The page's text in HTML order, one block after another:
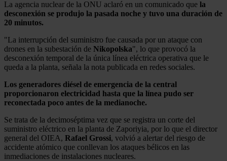
La agencia nuclear de la ONU aclaró en un comunicado que la
desconexión se produjo la pasada noche y tuvo una duración de
20 minutos.
"La interrupción del suministro fue causada por un ataque con
drones en la subestación de Nikopolska", lo que provocó la
desconexión temporal de la única línea eléctrica operativa que le
queda a la planta, señala la nota publicada en redes sociales.
Los generadores diésel de emergencia de la central
proporcionaron electricidad hasta que la línea pudo ser
reconectada poco antes de la medianoche.
Se trata de la decimoséptima vez que se registra un corte del
suministro eléctrico en la planta de Zaporiyia, por lo que el director
general del OIEA, Rafael Grossi, volvió a alertar del riesgo de
accidente atómico que conllevan los ataques bélicos en las
inmediaciones de instalaciones nucleares.